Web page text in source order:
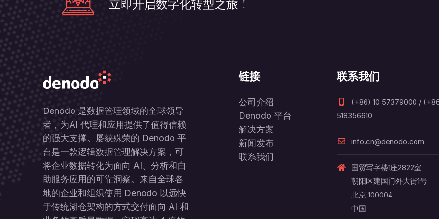
立即开启数字化转型之旅！
Denodo 是数据管理领域的全球领导
者，为AI 代理和应用提供了值得信赖
的强大支撑。屡获殊荣的 Denodo 平
台是一款逻辑数据管理解决方案，可
将企业数据转化为面向 AI、分析和自
助服务应用的可靠洞察。来自全球各
地的企业和组织使用 Denodo 以远快
于传统湖仓架构的方式交付面向 AI 和
链接
公司介绍
Denodo 平台
解决方案
新闻发布
联系我们
联系我们
(+86) 10 57379000 /
518356610
info.cn@denodo.com
国贸写字楼1座2822室
朝阳区建国门外大街1号
北京 100004
中国